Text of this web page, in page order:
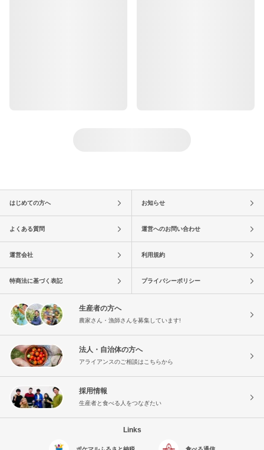
はじめての方へ お知らせ
よくある質問 運営へのお問い合わせ
運営会社 利用規約
特商法に基づく表記 プライバシーポリシー
生産者の方へ
農家さん・漁師さんを募集しています!
法人・自治体の方へ
アライアンスのご相談はこちらから
採用情報
生産者と食べる人をつなぎたい
Links